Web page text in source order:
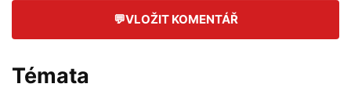
💬VLOŽIT KOMENTÁŘ
Témata